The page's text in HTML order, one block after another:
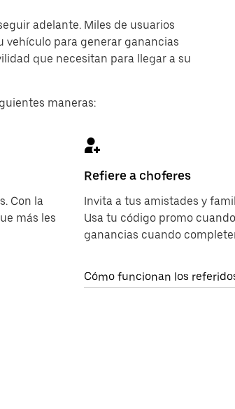
adelante. Miles de usuarios
vehículo para generar ganancias
que necesitan para llegar a su
maneras:
Con la
más les
Refiere a choferes
Invita a tus amistades y
Usa tu código promo
ganancias cuando
Cómo funcionan los